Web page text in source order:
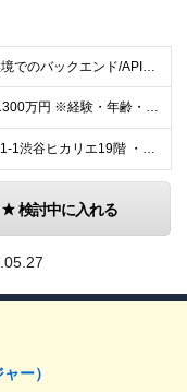
■大規模トラフィック環境でのバックエンド/API設計・開発経験 ・Node.js（TypeScript）やGo等を用いた、BFFあるいはマイクロサービスの アーキテクチャ設計と実装経験（目安5年
想定年収 1000万円 ～ 1300万円 ※経験・年齢・前給を考慮の上決定します ※試用期間3ヶ月（給与や諸待遇は変わりません）
・東京都渋谷区渋谷2-21-1渋谷ヒカリエ19階 ・東京都渋谷区渋谷1-10-9 MIYAMASU TOWER ※変更の範囲：上記を除く当社関連勤務地
検討中に入れる
ー）